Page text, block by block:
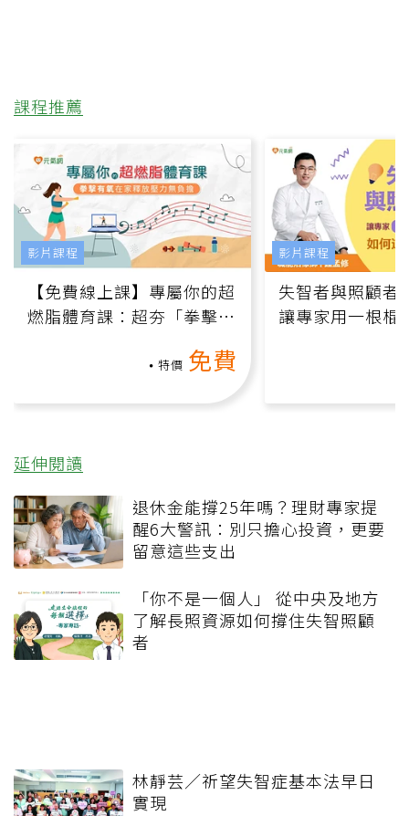
課程推薦
【免費線上課】專屬你的超
燃脂體育課：超夯「拳擊有
特價 免費
影片課程
失智者與照顧者
讓專家用一根棍
影片課程
延伸閱讀
退休金能撐25年嗎？理財專家提
醒6大警訊：別只擔心投資，更要
留意這些支出
「你不是一個人」 從中央及地方
了解長照資源如何撐住失智照顧
者
林靜芸／祈望失智症基本法早日
實現